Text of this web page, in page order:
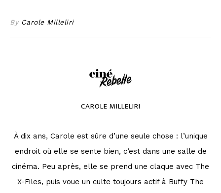
By Carole Milleliri
CAROLE MILLELIRI
À dix ans, Carole est sûre d’une seule chose : l’unique
endroit où elle se sente bien, c’est dans une salle de
cinéma. Peu après, elle se prend une claque avec The
X-Files, puis voue un culte toujours actif à Buffy The